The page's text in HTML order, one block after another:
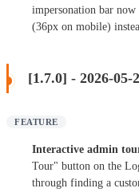
impersonation bar
(36px on mobile)
[1.7.0] - 2026-05-
FEATURE
Interactive admin
Tour" button on the
through finding a